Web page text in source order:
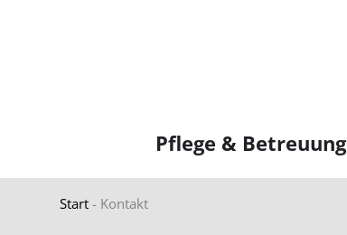
Pflege & Betreuung
Start- Kontakt